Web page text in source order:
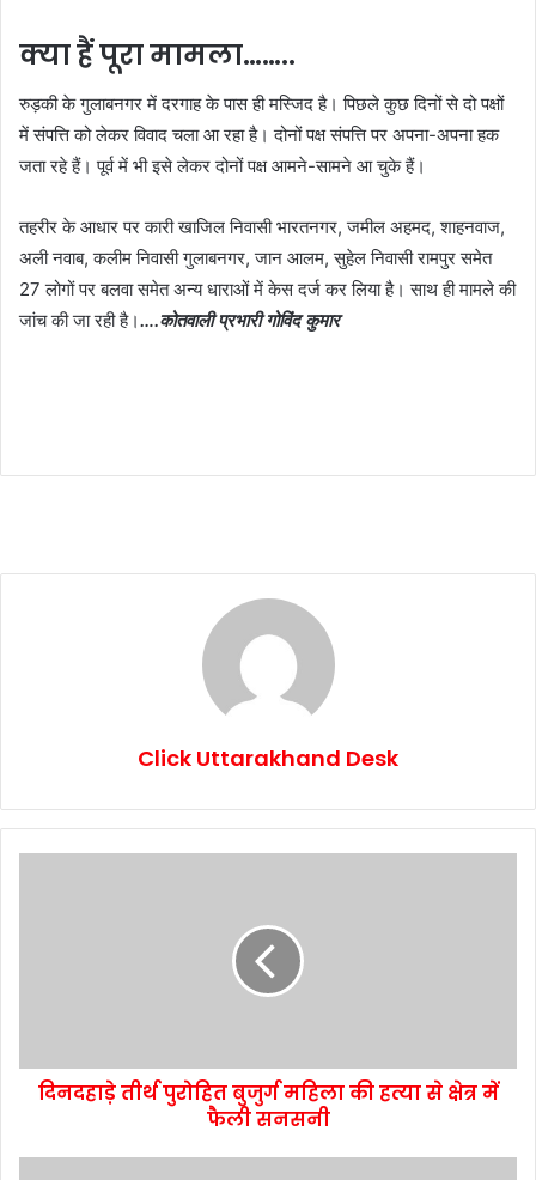
क्या हैं पूरा मामला……..
रुड़की के गुलाबनगर में दरगाह के पास ही मस्जिद है। पिछले कुछ दिनों से दो पक्षों
में संपत्ति को लेकर विवाद चला आ रहा है। दोनों पक्ष संपत्ति पर अपना-अपना हक
जता रहे हैं। पूर्व में भी इसे लेकर दोनों पक्ष आमने-सामने आ चुके हैं।
तहरीर के आधार पर कारी खाजिल निवासी भारतनगर, जमील अहमद, शाहनवाज,
अली नवाब, कलीम निवासी गुलाबनगर, जान आलम, सुहेल निवासी रामपुर समेत
27 लोगों पर बलवा समेत अन्य धाराओं में केस दर्ज कर लिया है। साथ ही मामले की
जांच की जा रही है।….कोतवाली प्रभारी गोविंद कुमार
Click Uttarakhand Desk
दिनदहाड़े तीर्थ पुरोहित बुजुर्ग महिला की हत्या से क्षेत्र में
फैली सनसनी